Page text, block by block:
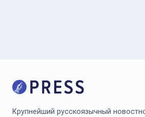
Крупнейший русскоязычный